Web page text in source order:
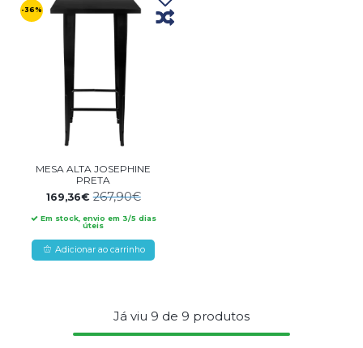
-36%
MESA ALTA JOSEPHINE
PRETA
169,36€267,90€
Em stock, envio em 3/5 dias
úteis
Adicionar ao carrinho
Já viu 9 de 9 produtos